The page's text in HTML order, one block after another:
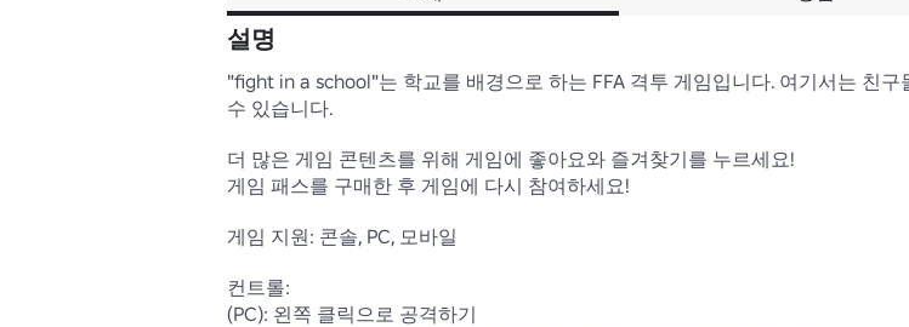
설명
"fight in a school"는 학교를 배경으로 하는 FFA 격투 게임입니다. 여기서는 친
수 있습니다.
더 많은 게임 콘텐츠를 위해 게임에 좋아요와 즐겨찾기를 누르세요!
게임 패스를 구매한 후 게임에 다시 참여하세요!
게임 지원: 콘솔, PC, 모바일
컨트롤:
(PC): 왼쪽 클릭으로 공격하기